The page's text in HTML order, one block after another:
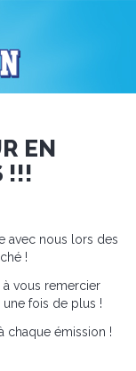
EN
!!!
avec nous lors des
!
vous remercier
fois de plus !
chaque émission !